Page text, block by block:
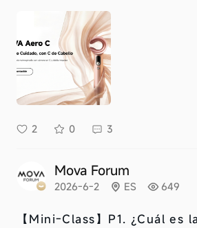
2 0 3
Mova Forum
2026-6-2 ES 649
【Mini-Class】 P1. ¿Cuál es